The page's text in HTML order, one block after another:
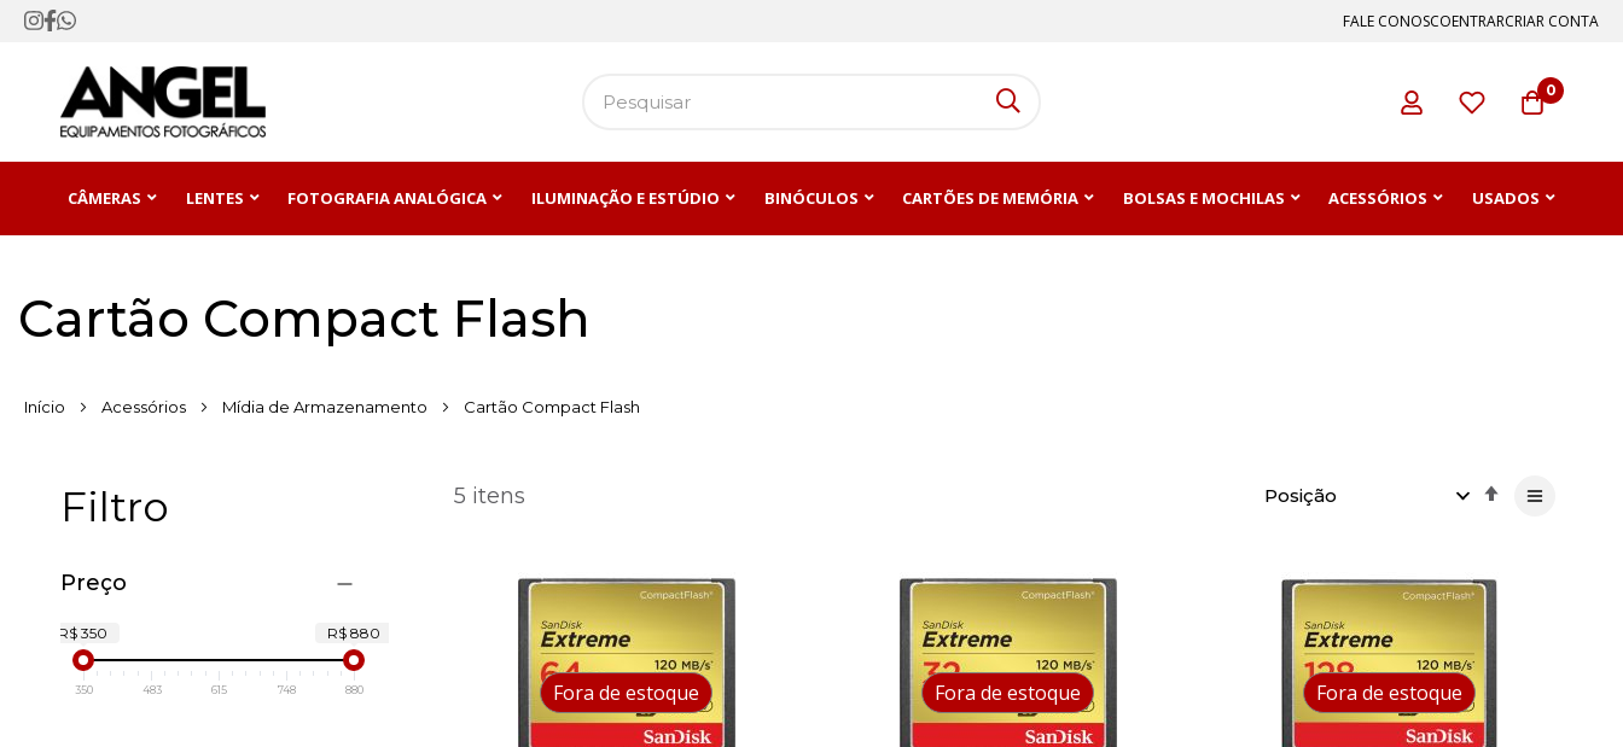
FALE CONOSCOENTRARCRIAR CONTA
0
CÂMERAS LENTES FOTOGRAFIA ANALÓGICA ILUMINAÇÃO E ESTÚDIO BINÓCULOS CARTÕES DE MEMÓRIA BOLSAS E MOCHILAS ACESSÓRIOS USADOS
Cartão Compact Flash
Início Acessórios Mídia de Armazenamento Cartão Compact Flash
5 itens
Definir
Fora de estoque Fora de estoque Fora de estoque
Filtro
Preço
R$ 350 R$ 880
350 483 615 748 880